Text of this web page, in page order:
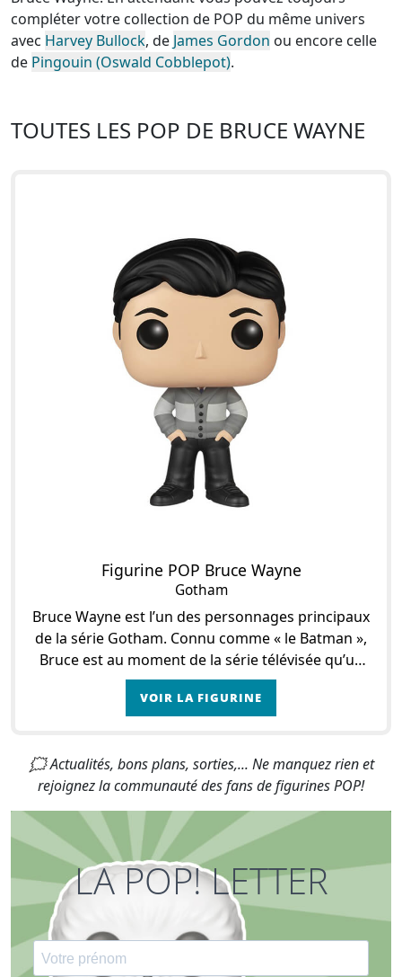
compléter votre collection de POP du même univers
avec Harvey Bullock, de James Gordon ou encore celle
de Pingouin (Oswald Cobblepot).
TOUTES LES POP DE BRUCE WAYNE
Figurine POP Bruce Wayne
Gotham
Bruce Wayne est l’un des personnages principaux
de la série Gotham. Connu comme « le Batman »,
Bruce est au moment de la série télévisée qu’un
enfant ou jeune adolescent. L’histoire de Go
VOIR LA FIGURINE
🗯 Actualités, bons plans, sorties,... Ne manquez rien et
rejoignez la communauté des fans de figurines POP!
LA POP! LETTER